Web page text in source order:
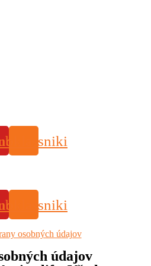
osobných údajov
údajov